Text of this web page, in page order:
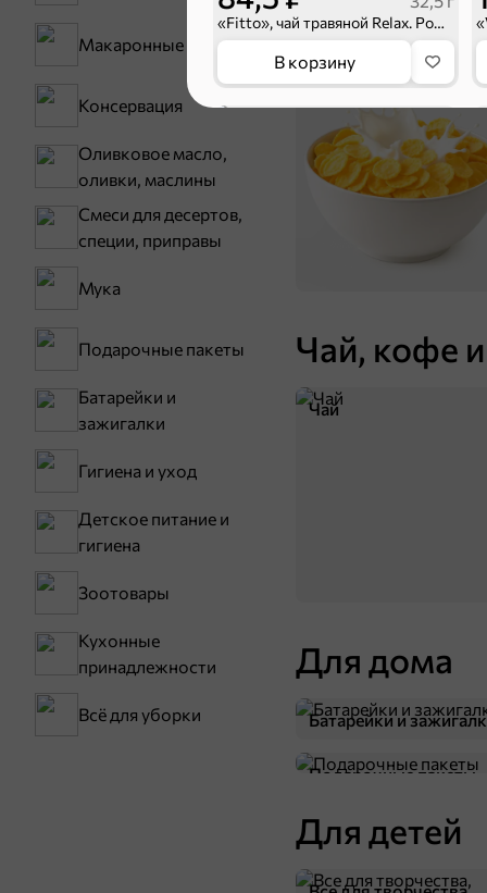
«Fitto», чай травяной Relax. Ромашка, 25 пакетиков, 32,5 г
В корзину
«ETRE», чай Earl Grey черный, бергамот, 25 пакетиков, 50 г
В корзину
Макаронные изделия
Консервация
Оливковое масло,
оливки, маслины
Смеси для десертов,
специи, приправы
Мука
Подарочные пакеты
Батарейки и
зажигалки
Гигиена и уход
Детское питание и
гигиена
Зоотовары
Кухонные
принадлежности
Всё для уборки
Мука
Чай, кофе
Чай
Для дома
Батарейки и
Подарочные пакеты
Для детей